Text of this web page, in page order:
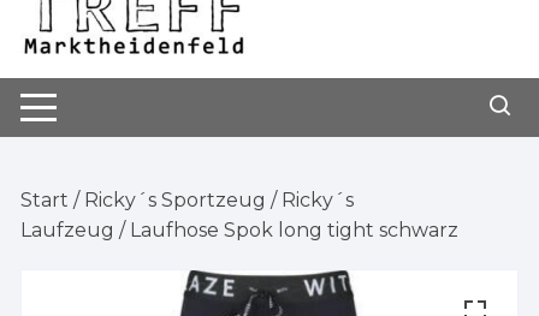
Start / Ricky´s Sportzeug / Ricky´s
Laufzeug / Laufhose Spok long tight schwarz